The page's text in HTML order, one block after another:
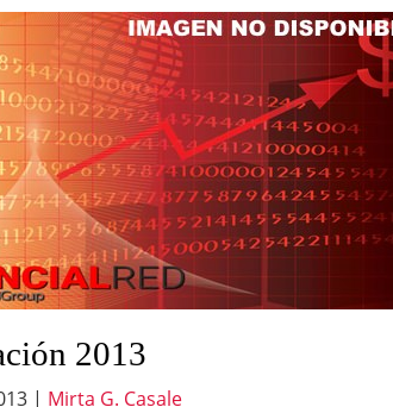
2013
| Mirta G. Casale